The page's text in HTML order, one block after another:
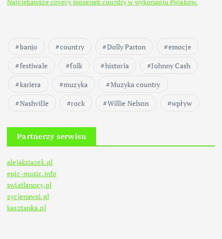
banjo country Dolly Parton
emocje
festiwale
folk historia
Johnny Cash
kariera
muzyka
Muzyka country
Nashville
rock Willie Nelson wpływ
Partnerzy serwisu
alejaksiazek.pl
epic-music.info
swiatlanocy.pl
zycienawsi.pl
kasztanka.pl